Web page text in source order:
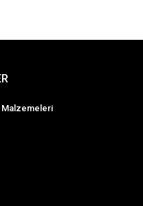
Malzemeleri